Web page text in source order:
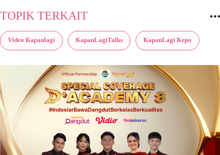
TOPIK TERKAIT
Video Kapanlagi KapanLagiTalks KapanLagi Kepo